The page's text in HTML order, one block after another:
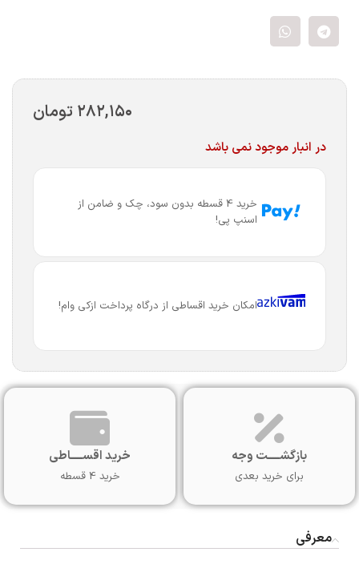
۲۸۲,۱۵۰ تومان
در انبار موجود نمی باشد
خرید 4 قسطه بدون سود، چک و ضامن از
اسنپ پی!
امکان خرید اقساطی از درگاه پرداخت ازکی وام!
بازگشـــــت وجه
برای خرید بعدی
خرید اقســـــاطی
خرید 4 قسطه
معرفی